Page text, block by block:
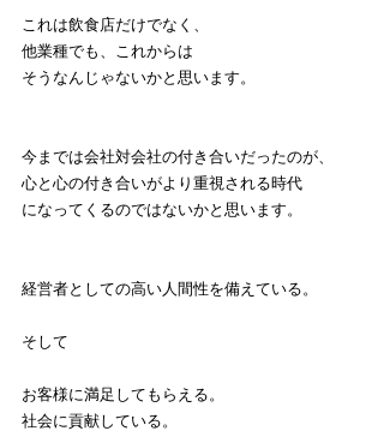
これは飲食店だけでなく、
他業種でも、これからは
そうなんじゃないかと思います。
今までは会社対会社の付き合いだったのが、
心と心の付き合いがより重視される時代
になってくるのではないかと思います。
経営者としての高い人間性を備えている。
そして
お客様に満足してもらえる。
社会に貢献している。